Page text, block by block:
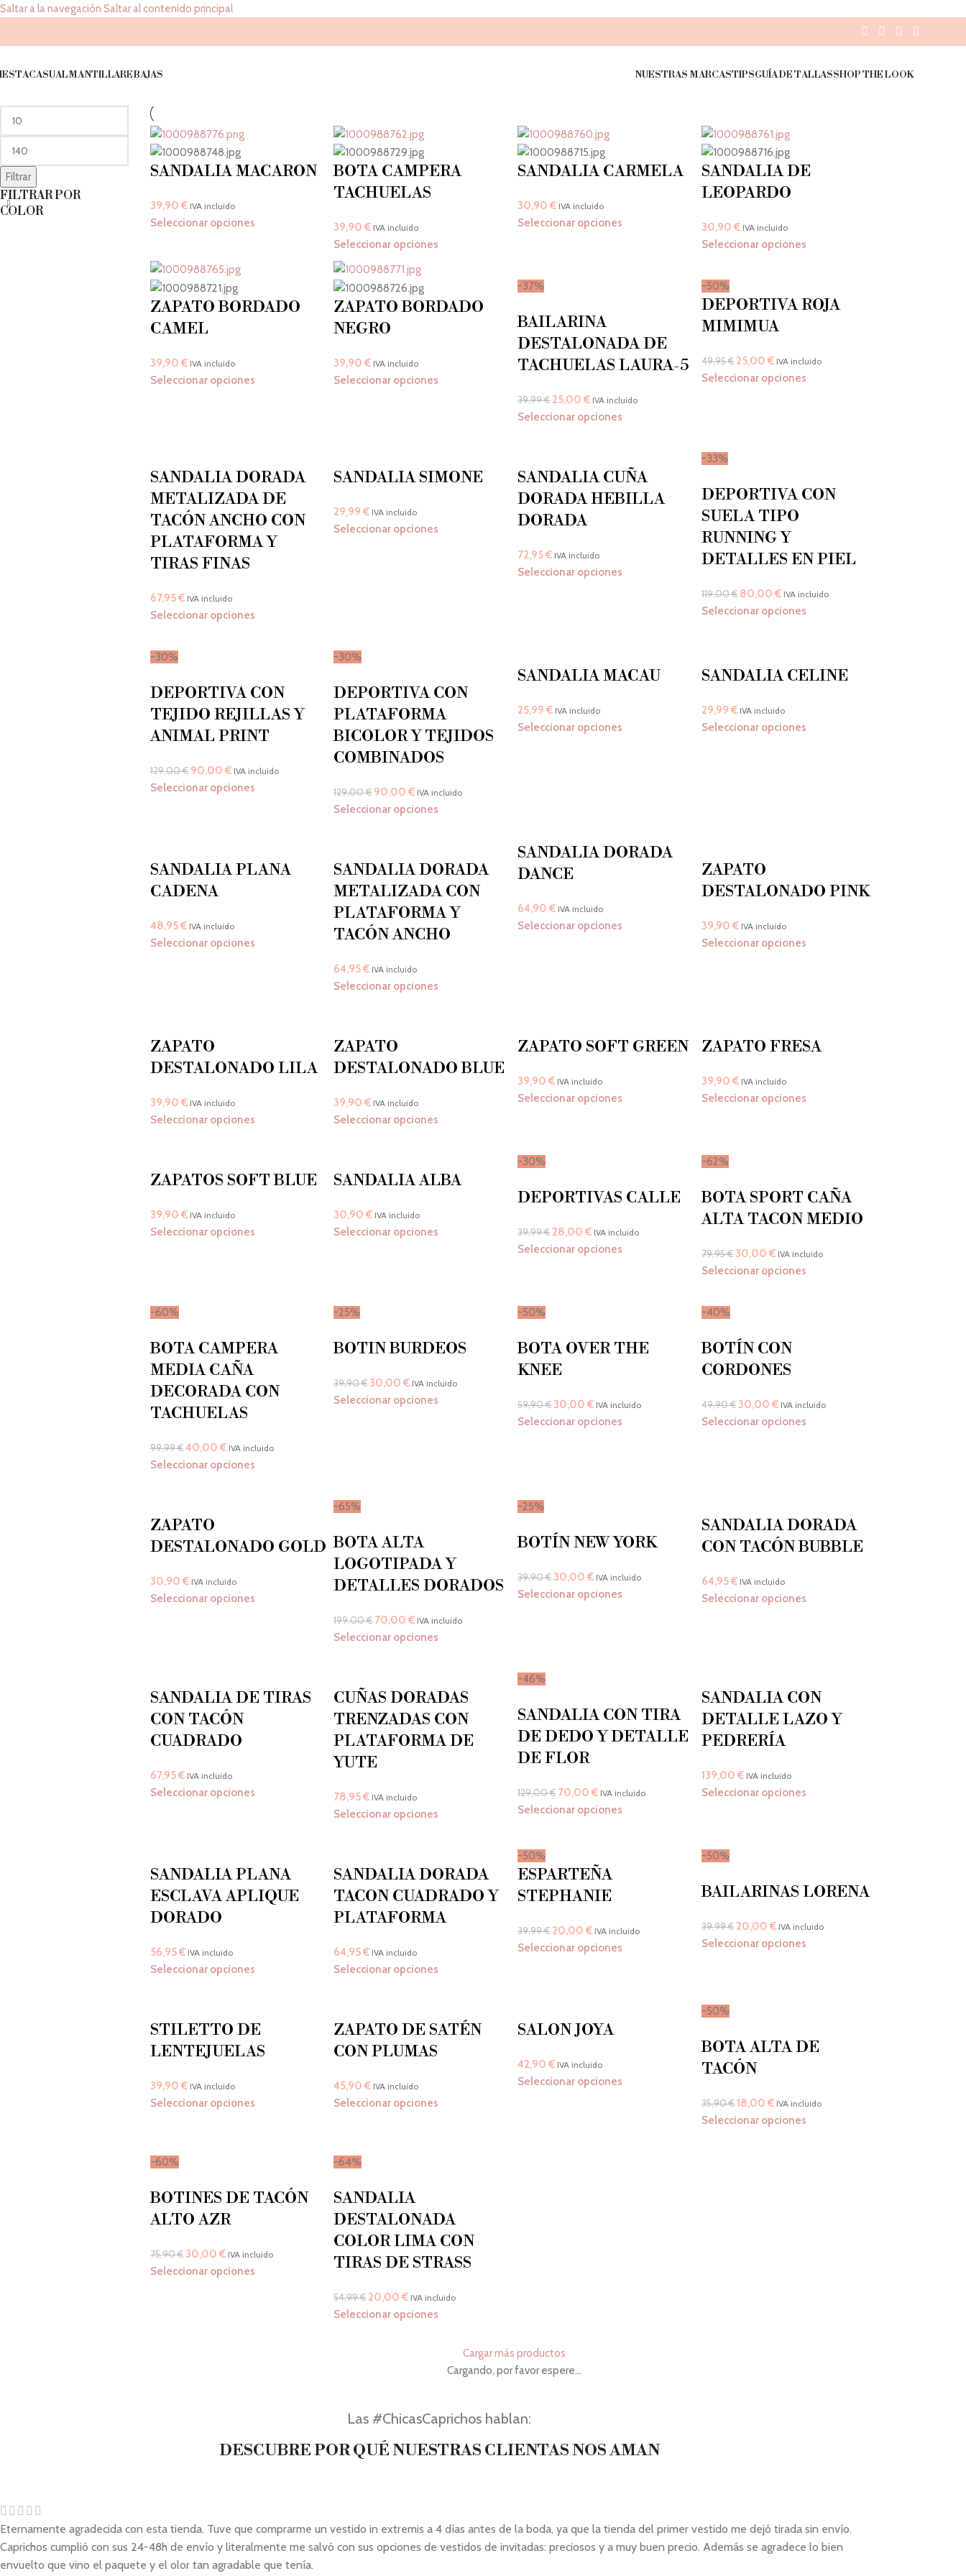
Saltar a la navegación Saltar al contenido principal
CASUALMANTILLAREBAJAS NUESTRAS MARCASTIPSGUÍA DE TALLASSHOP THE LOOK
FILTRAR POR
Filtrar
FILTRAR POR
COLOR
Inicio
SANDALIA MACARON
39,90 € IVA incluido
Seleccionar opciones
BOTA CAMPERA
TACHUELAS
39,90€ IVA incluido
Seleccionar opciones
SANDALIA CARMELA
30,90€ IVA incluido
Seleccionar opciones
SANDALIA DE
LEOPARDO
30,90€ IVA incluido
Seleccionar opciones
ZAPATO BORDADO
CAMEL
39,90 € IVA incluido
Seleccionar opciones
ZAPATO BORDADO
NEGRO
39,90€ IVA incluido
Seleccionar opciones
-37%
BAILARINA
DESTALONADA DE
TACHUELAS LAURA-5
39,99€ 25,00€ IVA incluido
Seleccionar opciones
-50%
DEPORTIVA ROJA
MIMIMUA
49,95€ 25,00€ IVA incluido
Seleccionar opciones
SANDALIA DORADA
METALIZADA DE
TACÓN ANCHO CON
PLATAFORMA Y
TIRAS FINAS
67,95€ IVA incluido
Seleccionar opciones
SANDALIA SIMONE
29,99€ IVA incluido
Seleccionar opciones
SANDALIA CUÑA
DORADA HEBILLA
DORADA
72,95€ IVA incluido
Seleccionar opciones
-33%
DEPORTIVA CON
SUELA TIPO
RUNNING Y
DETALLES EN PIEL
119,00€ 80,00€ IVA incluido
Seleccionar opciones
-30%
DEPORTIVA CON
TEJIDO REJILLAS Y
ANIMAL PRINT
129,00€ 90,00 € IVA incluido
Seleccionar opciones
-30%
DEPORTIVA CON
PLATAFORMA
BICOLOR Y TEJIDOS
COMBINADOS
129,00€ 90,00€ IVA incluido
Seleccionar opciones
SANDALIA MACAU
25,99€ IVA incluido
Seleccionar opciones
SANDALIA CELINE
29,99€ IVA incluido
Seleccionar opciones
SANDALIA PLANA
CADENA
48,95€ IVA incluido
Seleccionar opciones
SANDALIA DORADA
METALIZADA CON
PLATAFORMA Y
TACÓN ANCHO
64,95€ IVA incluido
Seleccionar opciones
SANDALIA DORADA
DANCE
64,90€ IVA incluido
Seleccionar opciones
ZAPATO
DESTALONADO PINK
39,90€ IVA incluido
Seleccionar opciones
ZAPATO
DESTALONADO LILA
39,90 € IVA incluido
Seleccionar opciones
ZAPATO
DESTALONADO BLUE
39,90€ IVA incluido
Seleccionar opciones
ZAPATO SOFT GREEN
39,90€ IVA incluido
Seleccionar opciones
ZAPATO FRESA
39,90€ IVA incluido
Seleccionar opciones
ZAPATOS SOFT BLUE
39,90 € IVA incluido
Seleccionar opciones
SANDALIA ALBA
30,90€ IVA incluido
Seleccionar opciones
-30%
DEPORTIVAS CALLE
39,99€ 28,00€ IVA incluido
Seleccionar opciones
-62%
BOTA SPORT CAÑA
ALTA TACON MEDIO
79,95€ 30,00€ IVA incluido
Seleccionar opciones
-60%
BOTA CAMPERA
MEDIA CAÑA
DECORADA CON
TACHUELAS
99,99€ 40,00 € IVA incluido
Seleccionar opciones
-25%
BOTIN BURDEOS
39,90€ 30,00€ IVA incluido
Seleccionar opciones
-50%
BOTA OVER THE
KNEE
59,90€ 30,00€ IVA incluido
Seleccionar opciones
-40%
BOTÍN CON
CORDONES
49,90€ 30,00€ IVA incluido
Seleccionar opciones
ZAPATO
DESTALONADO GOLD
30,90 € IVA incluido
Seleccionar opciones
-65%
BOTA ALTA
LOGOTIPADA Y
DETALLES DORADOS
199,00€ 70,00€ IVA incluido
Seleccionar opciones
-25%
BOTÍN NEW YORK
39,90€ 30,00€ IVA incluido
Seleccionar opciones
SANDALIA DORADA
CON TACÓN BUBBLE
64,95€ IVA incluido
Seleccionar opciones
SANDALIA DE TIRAS
CON TACÓN
CUADRADO
67,95€ IVA incluido
Seleccionar opciones
CUÑAS DORADAS
TRENZADAS CON
PLATAFORMA DE
YUTE
78,95€ IVA incluido
Seleccionar opciones
-46%
SANDALIA CON TIRA
DE DEDO Y DETALLE
DE FLOR
129,00€ 70,00€ IVA incluido
Seleccionar opciones
SANDALIA CON
DETALLE LAZO Y
PEDRERÍA
139,00€ IVA incluido
Seleccionar opciones
SANDALIA PLANA
ESCLAVA APLIQUE
DORADO
56,95€ IVA incluido
Seleccionar opciones
SANDALIA DORADA
TACON CUADRADO Y
PLATAFORMA
64,95€ IVA incluido
Seleccionar opciones
-50%
ESPARTEÑA
STEPHANIE
39,99€ 20,00€ IVA incluido
Seleccionar opciones
-50%
BAILARINAS LORENA
39,99€ 20,00€ IVA incluido
Seleccionar opciones
STILETTO DE
LENTEJUELAS
39,90 € IVA incluido
Seleccionar opciones
ZAPATO DE SATÉN
CON PLUMAS
45,90€ IVA incluido
Seleccionar opciones
SALON JOYA
42,90€ IVA incluido
Seleccionar opciones
-50%
BOTA ALTA DE
TACÓN
35,90€18,00€ IVA incluido
Seleccionar opciones
-60%
BOTINES DE TACÓN
ALTO AZR
75,90€ 30,00 € IVA incluido
Seleccionar opciones
-64%
SANDALIA
DESTALONADA
COLOR LIMA CON
TIRAS DE STRASS
54,99€ 20,00€ IVA incluido
Seleccionar opciones
Cargar más productos
Cargando, por favor espere...
Las #ChicasCaprichos hablan:
DESCUBRE POR QUÉ NUESTRAS CLIENTAS NOS AMAN
Eternamente agradecida con esta tienda. Tuve que comprarme un vestido in extremis a 4 días antes de la boda, ya que la tienda del primer vestido me dejó tirada sin envío.
Caprichos cumplió con sus 24-48h de envío y literalmente me salvó con sus opciones de vestidos de invitadas: preciosos y a muy buen precio. Además se agradece lo bien
envuelto que vino el paquete y el olor tan agradable que tenía.